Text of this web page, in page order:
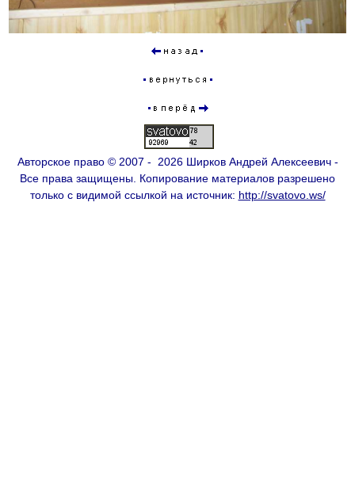
Авторское право © 2007 - 2026 Ширков Андрей Алексеевич -
Все права защищены. Копирование материалов разрешено
только с видимой ссылкой на источник: http://svatovo.ws/